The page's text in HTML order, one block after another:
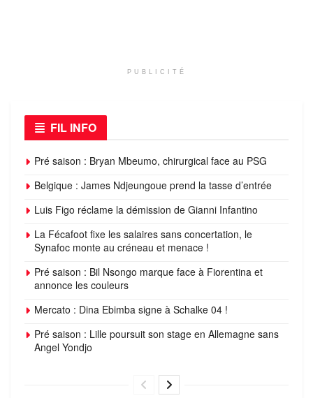
PUBLICITÉ
FIL INFO
Pré saison : Bryan Mbeumo, chirurgical face au PSG
Belgique : James Ndjeungoue prend la tasse d’entrée
Luis Figo réclame la démission de Gianni Infantino
La Fécafoot fixe les salaires sans concertation, le
Synafoc monte au créneau et menace !
Pré saison : Bil Nsongo marque face à Fiorentina et
annonce les couleurs
Mercato : Dina Ebimba signe à Schalke 04 !
Pré saison : Lille poursuit son stage en Allemagne sans
Angel Yondjo